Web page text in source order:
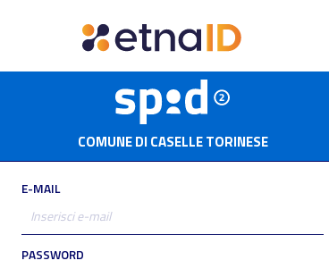
COMUNE DI CASELLE TORINESE
E-MAIL
PASSWORD